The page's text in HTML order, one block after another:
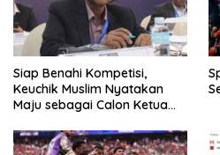
Siap Benahi Kompetisi,
Keuchik Muslim Nyatakan
Maju sebagai Calon Ketua